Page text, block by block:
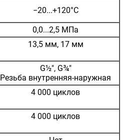
−20...+120°С
0,0...2,5 МПа
13,5 мм, 17 мм
G½", G¾"
Резьба внутренняя-наружная
4 000 циклов
4 000 циклов